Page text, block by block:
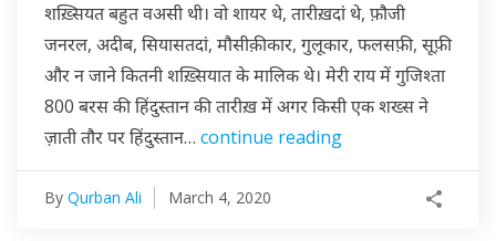
शख़्सियत बहुत वअसी थी। वो शायर थे, तारीख़दां थे, फ़ौजी
जनरल, अदीब, सियासतदां, मौसीक़ीकार, गुलूकार, फलसफ़ी, सूफ़ी
और न जाने कितनी शख़्सियात के मालिक थे। मेरी राय में गुजिश्ता
800 बरस की हिंदुस्तान की तारीख़ में अगर किसी एक शख्स ने
ज़ाती तौर पर हिंदुस्तान… continue reading
By Qurban Ali March 4, 2020